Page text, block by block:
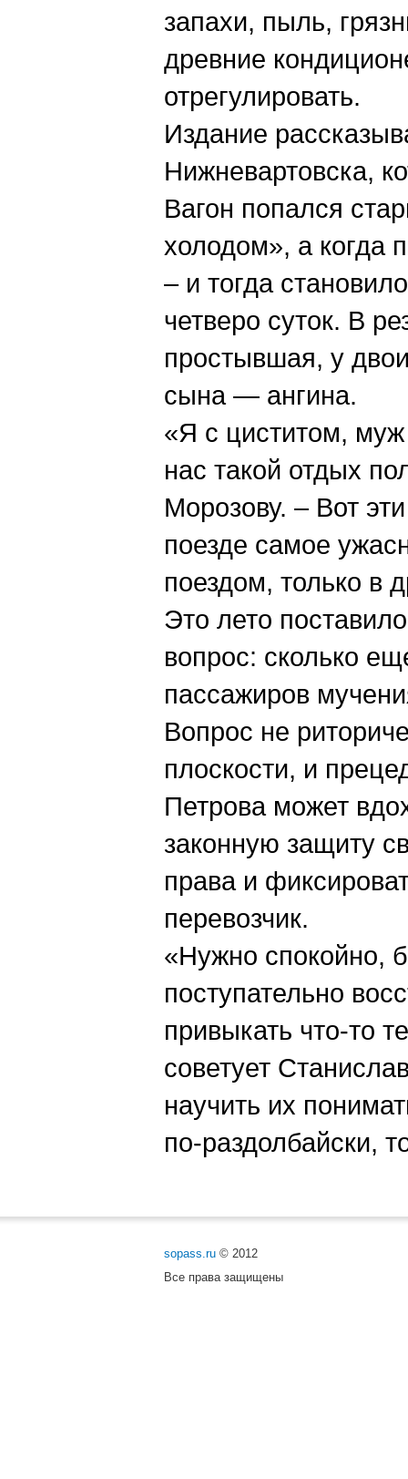
запахи, пыль,
древние
отрегулировать.
Издание
Нижневартовска,
Вагон попался
холодом», а когда
– и тогда
четверо суток. В
простывшая, у
сына — ангина.
«Я с циститом,
нас такой отдых
Морозову. – Вот
поезде самое
поездом, только в
Это лето
вопрос: сколько
пассажиров
Вопрос не
плоскости, и
Петрова может
законную защиту
права и
перевозчик.
«Нужно спокойно,
поступательно
привыкать что-то
советует
научить их
по-раздолбайски,
sopass.ru © 2012
Все права защищены